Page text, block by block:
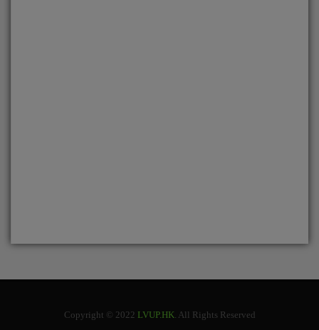
Copyright © 2022 LVUP.HK. All Rights Reserved